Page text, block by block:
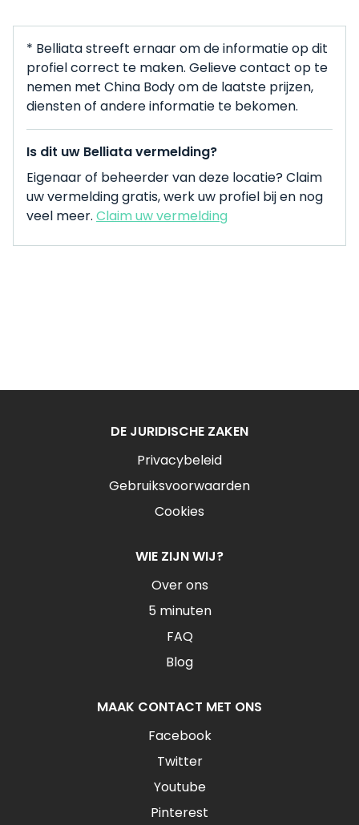
* Belliata streeft ernaar om de informatie op dit
profiel correct te maken. Gelieve contact op te
nemen met China Body om de laatste prijzen,
diensten of andere informatie te bekomen.
Is dit uw Belliata vermelding?
Eigenaar of beheerder van deze locatie? Claim
uw vermelding gratis, werk uw profiel bij en nog
veel meer. Claim uw vermelding
DE JURIDISCHE ZAKEN
Privacybeleid
Gebruiksvoorwaarden
Cookies
WIE ZIJN WIJ?
Over ons
5 minuten
FAQ
Blog
MAAK CONTACT MET ONS
Facebook
Twitter
Youtube
Pinterest